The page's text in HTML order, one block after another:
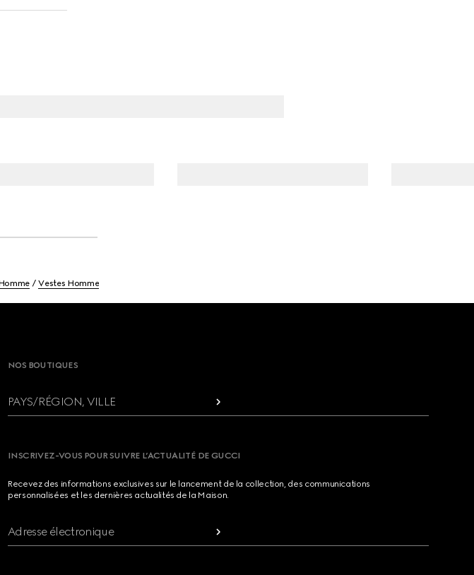
Vestes Homme
NOS BOUTIQUES
PAYS/RÉGION, VILLE
INSCRIVEZ-VOUS POUR SUIVRE L’ACTUALITÉ DE GUCCI
Recevez des informations exclusives sur le lancement de la collection, des communications
personnalisées et les dernières actualités de la Maison.
Adresse électronique